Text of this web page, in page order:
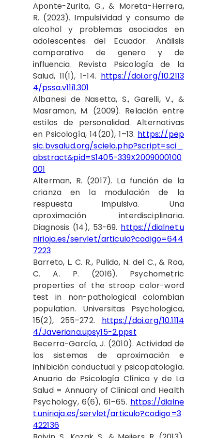
Aponte-Zurita, G., & Moreta-Herrera,
R. (2023). Impulsividad y consumo de
alcohol y problemas asociados en
adolescentes del Ecuador. Análisis
comparativo de genero y de
influencia. Revista Psicología de la
Salud, 11(1), 1-14. https://doi.org/10.2113
4/pssa.v11i1.301
Albanesi de Nasetta, S., Garelli, V., &
Masramon, M. (2009). Relación entre
estilos de personalidad. Alternativas
en Psicología, 14(20), 1–13. https://pep
sic.bvsalud.org/scielo.php?script=sci_
abstract&pid=S1405-339X2009000100
001
Alterman, R. (2017). La función de la
crianza en la modulación de la
respuesta impulsiva. Una
aproximación interdisciplinaria.
Diagnosis (14), 53-69. https://dialnet.u
nirioja.es/servlet/articulo?codigo=644
7223
Barreto, L. C. R., Pulido, N. del C., & Roa,
C. A. P. (2016). Psychometric
properties of the stroop color-word
test in non-pathological colombian
population. Universitas Psychologica,
15(2), 255–272. https://doi.org/10.1114
4/Javeriana.upsy15-2.ppst
Becerra-García, J. (2010). Actividad de
los sistemas de aproximación e
inhibición conductual y psicopatología.
Anuario de Psicología Clínica y de La
Salud = Annuary of Clinical and Health
Psychology, 6(6), 61–65. https://dialne
t.unirioja.es/servlet/articulo?codigo=3
422136